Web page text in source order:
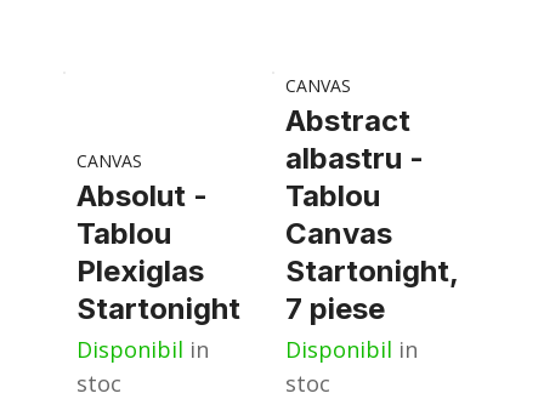
CANVAS
Absolut -
Tablou
Plexiglas
Startonight
Disponibil in
stoc
CANVAS
Abstract
albastru -
Tablou
Canvas
Startonight,
7 piese
Disponibil in
stoc